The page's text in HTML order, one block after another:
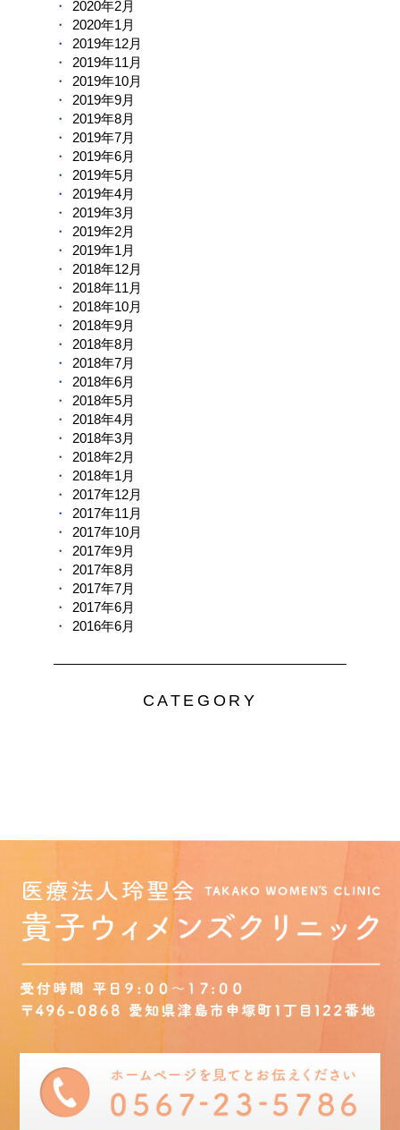
2020年2月
2020年1月
2019年12月
2019年11月
2019年10月
2019年9月
2019年8月
2019年7月
2019年6月
2019年5月
2019年4月
2019年3月
2019年2月
2019年1月
2018年12月
2018年11月
2018年10月
2018年9月
2018年8月
2018年7月
2018年6月
2018年5月
2018年4月
2018年3月
2018年2月
2018年1月
2017年12月
2017年11月
2017年10月
2017年9月
2017年8月
2017年7月
2017年6月
2016年6月
CATEGORY